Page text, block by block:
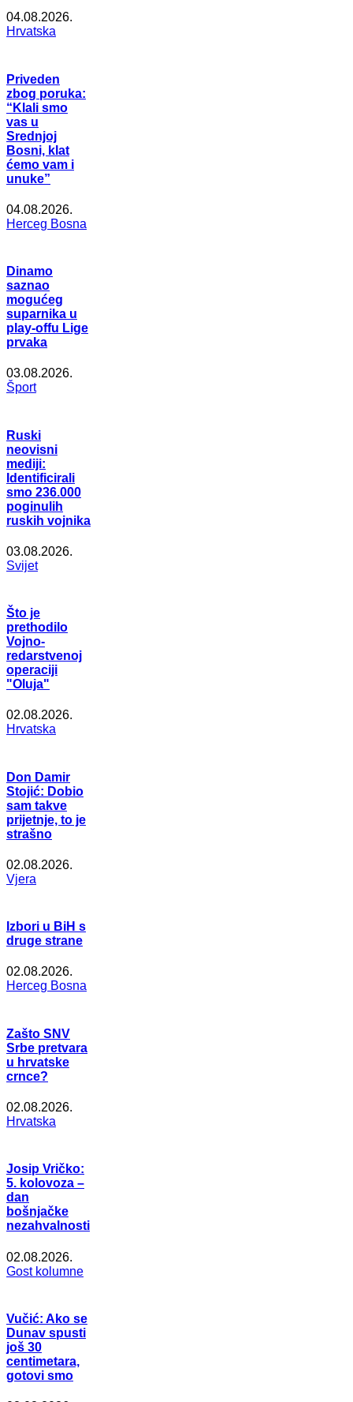
04.08.2026.
Hrvatska
Priveden
zbog poruka:
“Klali smo
vas u
Srednjoj
Bosni, klat
ćemo vam i
unuke”
04.08.2026.
Herceg Bosna
Dinamo
saznao
mogućeg
suparnika u
play-offu Lige
prvaka
03.08.2026.
Šport
Ruski
neovisni
mediji:
Identificirali
smo 236.000
poginulih
ruskih vojnika
03.08.2026.
Svijet
Što je
prethodilo
Vojno-
redarstvenoj
operaciji
"Oluja"
02.08.2026.
Hrvatska
Don Damir
Stojić: Dobio
sam takve
prijetnje, to je
strašno
02.08.2026.
Vjera
Izbori u BiH s
druge strane
02.08.2026.
Herceg Bosna
Zašto SNV
Srbe pretvara
u hrvatske
crnce?
02.08.2026.
Hrvatska
Josip Vričko:
5. kolovoza –
dan
bošnjačke
nezahvalnosti
02.08.2026.
Gost kolumne
Vučić: Ako se
Dunav spusti
još 30
centimetara,
gotovi smo